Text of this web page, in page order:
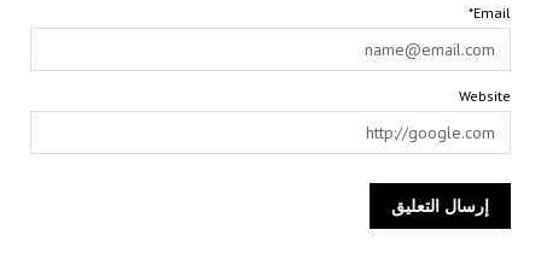
Email*
Website